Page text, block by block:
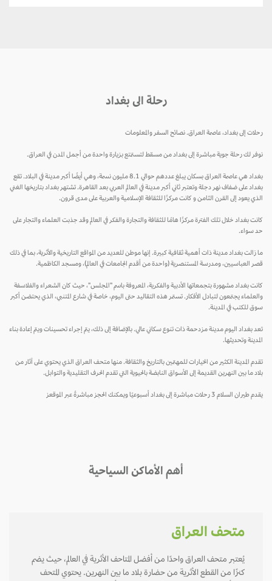
رحلة الى بغداد
رحلات إلى بغداد، عاصمة العراق. نصائح السفر والمعلومات
نوفر لك رحلة جوية مباشرة إلى بغداد من مسقط لتستمتع بزيارة واحدة من أجمل المدن في العراق.
بغداد هي عاصمة العراق بسكان يبلغ عددهم حوالي 8.1 مليون نسمة، وهي أيضًا أكبر مدينة في البلاد. تقع
بغداد على ضفاف نهر دجلة وتعتبر ثاني أكبر مدينة في العالم العربي بعد القاهرة. تشتهر بغداد بتاريخها الغني
الذي يعود إلى القرن الثامن و كانت مركزًا للثقافة الإسلامية والعربية على مدى قرون.
كانت بغداد خلال تلك الفترة مركزًا هامًا للثقافة والتجارة والفكر في العالم وقد جذبت العلماء والتجار على
حد سواء.
ما زالت بغداد مدينة ذات أهمية ثقافية كبيرة. إنها موطن للعديد من المواقع التاريخية والأثرية، بما في ذلك
قصر العباسيين، ومدرسة المستنصرية (واحدة من أقدم الجامعات في العالم)، ومسجد الكاظمية.
كانت بغداد مشهورة بتجمعاتها الأدبية والفكرية، المعروفة باسم "المجلس"، حيث كان الشعراء والفلاسفة
والعلماء يجتمعون لتبادل الأفكار. تستمر هذه التقاليد حتى اليوم، خاصة في شارع المتنبي، الذي يحتضن أكبر
سوق للكتب في المدينة.
تعد بغداد اليوم مدينة مزدحمة ذات تنوع سكاني عالي. بالإضافة إلى ذلك، يتم إجراء تحسينات ويتم إعادة بناء
المدينة وتحديثها.
تقدم المدينة الكثير من الخيارات للمهتمين بالتاريخ والثقافة. منها متحف العراق الذي يحتوي على آثار من
بلاد ما بين النهرين القديمة إلى الأسواق النابضة بالحيوية التي تقدم الحرف التقليدية والتوابل.
يقدم طيران السلام 3 رحلات مباشرة إلى بغداد أسبوعيًا ويمكنك الحجز مباشرةً عبر الموقعز
أهم الأماكن السياحية
متحف العراق
يُعتبر متحف العراق واحدًا من أفضل المتاحف الأثرية في العالم، حيث يضم
كنزًا من القطع الأثرية من حضارة بلاد ما بين النهرين. يحتوي المتحف